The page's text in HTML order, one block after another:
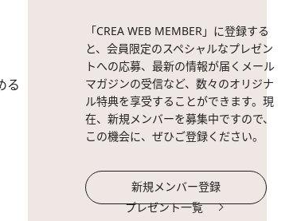
る
「CREA WEB MEMBER」に登録する
と、会員限定のスペシャルなプレゼン
トへの応募、最新の情報が届くメール
マガジンの受信など、数々のオリジナ
ル特典を享受することができます。現
在、新規メンバーを募集中ですので、
この機会に、ぜひご登録ください。
新規メンバー登録
プレゼント一覧